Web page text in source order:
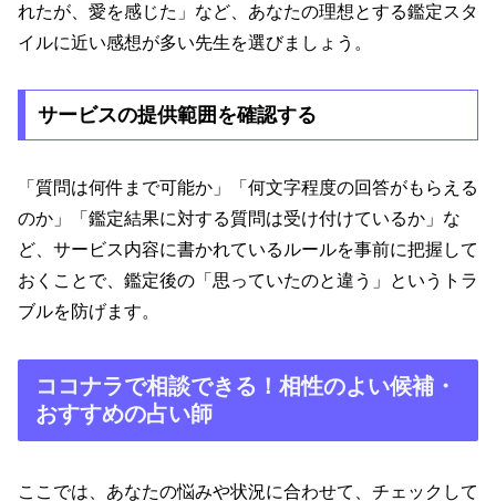
れたが、愛を感じた」など、あなたの理想とする鑑定スタ
イルに近い感想が多い先生を選びましょう。
サービスの提供範囲を確認する
「質問は何件まで可能か」「何文字程度の回答がもらえる
のか」「鑑定結果に対する質問は受け付けているか」な
ど、サービス内容に書かれているルールを事前に把握して
おくことで、鑑定後の「思っていたのと違う」というトラ
ブルを防げます。
ココナラで相談できる！相性のよい候補・
おすすめの占い師
ここでは、あなたの悩みや状況に合わせて、チェックして